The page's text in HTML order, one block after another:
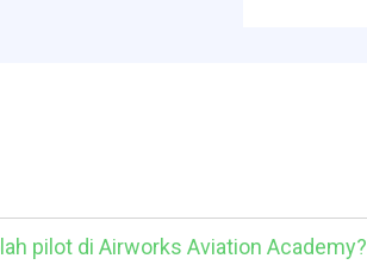
pilot di Airworks Aviation Academy?